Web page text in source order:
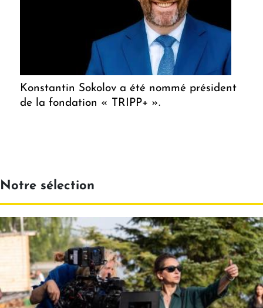
Konstantin Sokolov a été nommé président
de la fondation « TRIPP+ ».
Notre sélection